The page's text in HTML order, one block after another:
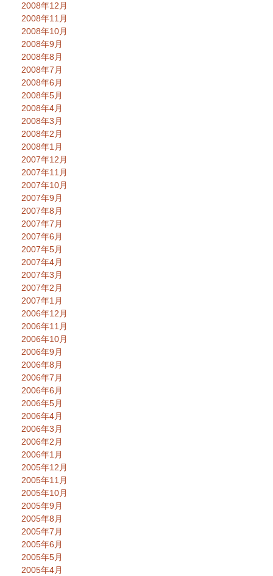
2008年12月
2008年11月
2008年10月
2008年9月
2008年8月
2008年7月
2008年6月
2008年5月
2008年4月
2008年3月
2008年2月
2008年1月
2007年12月
2007年11月
2007年10月
2007年9月
2007年8月
2007年7月
2007年6月
2007年5月
2007年4月
2007年3月
2007年2月
2007年1月
2006年12月
2006年11月
2006年10月
2006年9月
2006年8月
2006年7月
2006年6月
2006年5月
2006年4月
2006年3月
2006年2月
2006年1月
2005年12月
2005年11月
2005年10月
2005年9月
2005年8月
2005年7月
2005年6月
2005年5月
2005年4月